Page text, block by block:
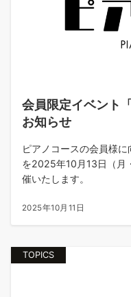
会員限定イベント
お知らせ
ピアノコースの会員様に
を2025年10月13日（月
催いたします。
2025年10月11日
TOPICS